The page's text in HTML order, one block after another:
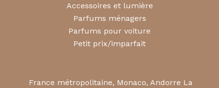
Accessoires et lumière
Parfums ménagers
Parfums pour voiture
Petit prix/imparfait
France métropolitaine, Monaco, Andorre La